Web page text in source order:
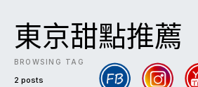
東京甜點推薦
BROWSING TAG
2 posts